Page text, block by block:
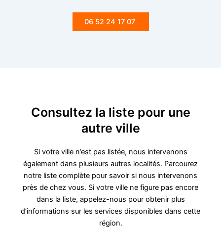
06 52 24 17 07
Consultez la liste pour une
autre ville
Si votre ville n’est pas listée, nous intervenons
également dans plusieurs autres localités. Parcourez
notre liste complète pour savoir si nous intervenons
près de chez vous. Si votre ville ne figure pas encore
dans la liste, appelez-nous pour obtenir plus
d’informations sur les services disponibles dans cette
région.